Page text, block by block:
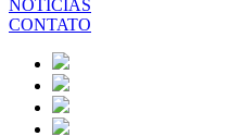
NOTÍCIAS
CONTATO